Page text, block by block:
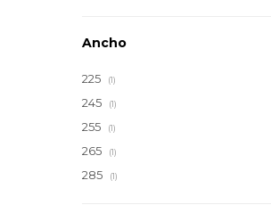
Ancho
225 (1)
245 (1)
255 (1)
265 (1)
285 (1)